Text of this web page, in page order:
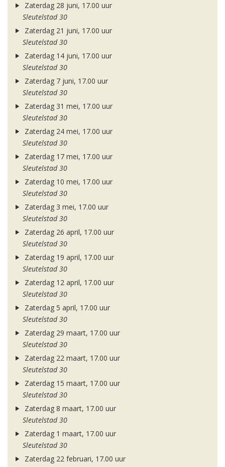
Zaterdag 28 juni, 17.00 uur
Sleutelstad 30
Zaterdag 21 juni, 17.00 uur
Sleutelstad 30
Zaterdag 14 juni, 17.00 uur
Sleutelstad 30
Zaterdag 7 juni, 17.00 uur
Sleutelstad 30
Zaterdag 31 mei, 17.00 uur
Sleutelstad 30
Zaterdag 24 mei, 17.00 uur
Sleutelstad 30
Zaterdag 17 mei, 17.00 uur
Sleutelstad 30
Zaterdag 10 mei, 17.00 uur
Sleutelstad 30
Zaterdag 3 mei, 17.00 uur
Sleutelstad 30
Zaterdag 26 april, 17.00 uur
Sleutelstad 30
Zaterdag 19 april, 17.00 uur
Sleutelstad 30
Zaterdag 12 april, 17.00 uur
Sleutelstad 30
Zaterdag 5 april, 17.00 uur
Sleutelstad 30
Zaterdag 29 maart, 17.00 uur
Sleutelstad 30
Zaterdag 22 maart, 17.00 uur
Sleutelstad 30
Zaterdag 15 maart, 17.00 uur
Sleutelstad 30
Zaterdag 8 maart, 17.00 uur
Sleutelstad 30
Zaterdag 1 maart, 17.00 uur
Sleutelstad 30
Zaterdag 22 februari, 17.00 uur